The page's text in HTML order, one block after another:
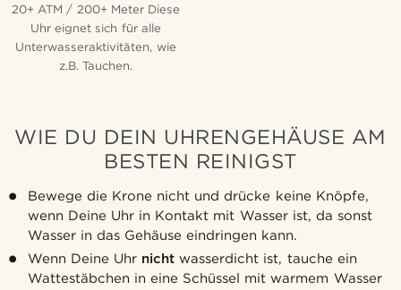
20+ ATM / 200+ Meter Diese
Uhr eignet sich für alle
Unterwasseraktivitäten, wie
z.B. Tauchen.
WIE DU DEIN UHRENGEHÄUSE AM
BESTEN REINIGST
Bewege die Krone nicht und drücke keine Knöpfe,
wenn Deine Uhr in Kontakt mit Wasser ist, da sonst
Wasser in das Gehäuse eindringen kann.
Wenn Deine Uhr nicht wasserdicht ist, tauche ein
Wattestäbchen in eine Schüssel mit warmem Wasser